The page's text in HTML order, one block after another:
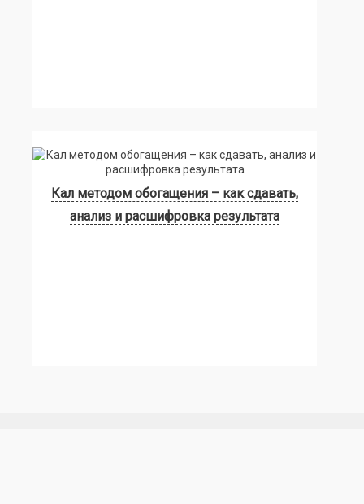
Кал методом обогащения – как сдавать,
анализ и расшифровка результата